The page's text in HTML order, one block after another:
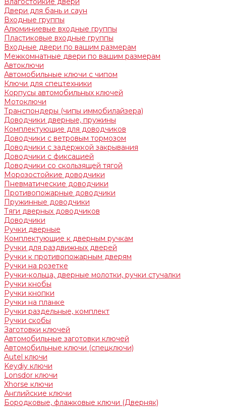
Двери для бань и саун
Входные группы
Алюминиевые входные группы
Пластиковые входные группы
Входные двери по вашим размерам
Межкомнатные двери по вашим размерам
Автоключи
Автомобильные ключи с чипом
Ключи для спецтехники
Корпусы автомобильных ключей
Мотоключи
Транспондеры (чипы иммобилайзера)
Доводчики дверные, пружины
Комплектующие для доводчиков
Доводчики с ветровым тормозом
Доводчики с задержкой закрывания
Доводчики с фиксацией
Доводчики со скользящей тягой
Морозостойкие доводчики
Пневматические доводчики
Противопожарные доводчики
Пружинные доводчики
Тяги дверных доводчиков
Доводчики
Ручки дверные
Комплектующие к дверным ручкам
Ручки для раздвижных дверей
Ручки к противопожарным дверям
Ручки на розетке
Ручки-кольца, дверные молотки, ручки стучалки
Ручки кнобы
Ручки кнопки
Ручки на планке
Ручки раздельные, комплект
Ручки скобы
Заготовки ключей
Автомобильные заготовки ключей
Автомобильные ключи (спецключи)
Autel ключи
Keydiy ключи
Lonsdor ключи
Xhorse ключи
Английские ключи
Бородковые, флажковые ключи (Дверняк)